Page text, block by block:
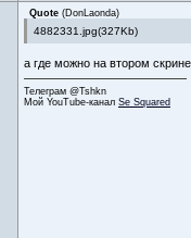
Quote (DonLaonda)
4882331.jpg(327Kb)
а где можно на втором
Телеграм @Tshkn
Мой YouTube-канал Se Squared